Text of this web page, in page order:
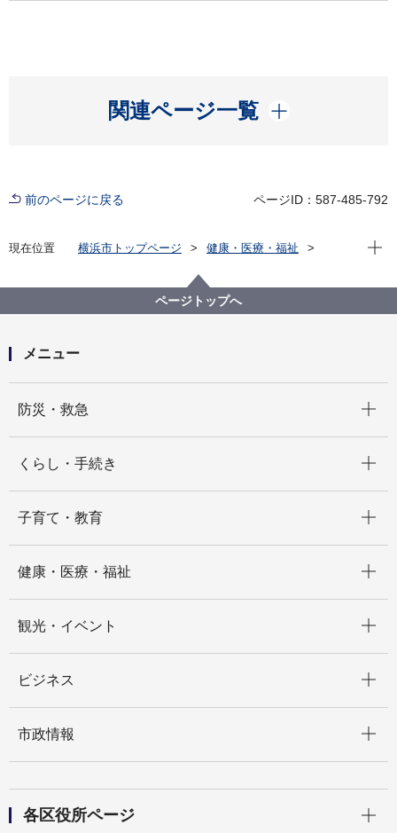
関連ページ一覧
開く
前のページに戻る ページID：587-485-792
現在位置 横浜市トップページ
健康・医療・福祉
現在
ページトップへ
メニュー
防災・救急
くらし・手続き
子育て・教育
健康・医療・福祉
観光・イベント
ビジネス
市政情報
各区役所ページ